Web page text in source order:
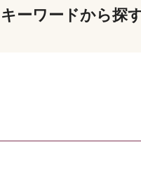
キーワードから探